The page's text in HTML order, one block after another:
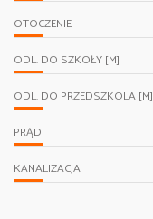
OTOCZENIE
ODL. DO SZKOŁY [M]
ODL. DO PRZEDSZKOLA [M]
PRĄD
KANALIZACJA